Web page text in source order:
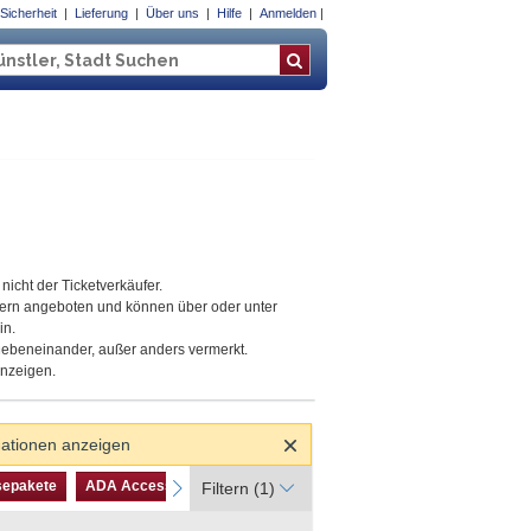
Sicherheit Lieferung Über uns Hilfe Anmelden
der Ticketverkäufer.
angeboten und können über oder unter
außer anders vermerkt.
anzeigen
ADA Accessible
ADA Accessible next
Filtern (1)